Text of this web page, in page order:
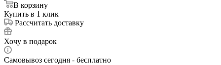
В корзину
Купить в 1 клик
Рассчитать доставку
Хочу в подарок
Самовывоз сегодня - бесплатно